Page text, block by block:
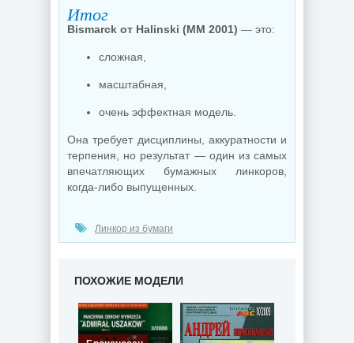
Итог
Bismarck от Halinski (MM 2001) — это:
сложная,
масштабная,
очень эффектная модель.
Она требует дисциплины, аккуратности и
терпения, но результат — один из самых
впечатляющих бумажных линкоров,
когда-либо выпущенных.
Линкор из бумаги
ПОХОЖИЕ МОДЕЛИ